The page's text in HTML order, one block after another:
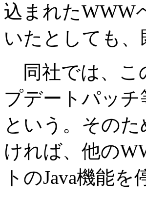
込まれたWWW
いたとしても
同社では、こ
プデートパッ
という。その
ければ、他の
トのJava機能